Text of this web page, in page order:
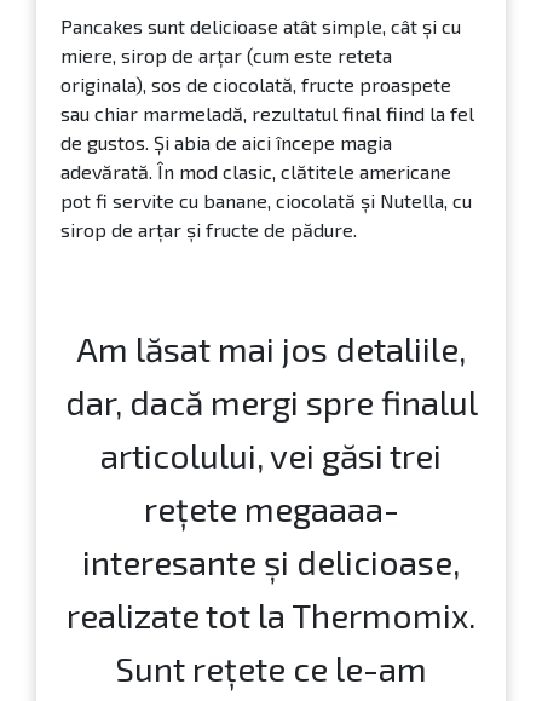
Clatitele americane –
moduri de servire
Pancakes sunt delicioase atât simple, cât și cu
miere, sirop de arțar (cum este reteta
adevărată. În mod clasic, clătitele americane
pot fi servite cu banane, ciocolată și Nutella, cu
sirop de arțar și fructe de pădure.
Am lăsat mai jos detaliile,
dar, dacă mergi spre finalul
articolului, vei găsi trei
rețete megaaaa-